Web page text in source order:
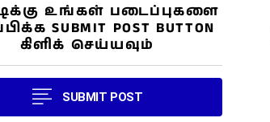
உங்கள் படைப்புகளை
SUBMIT POST BUTTON
கிளிக் செய்யவும்
SUBMIT POST